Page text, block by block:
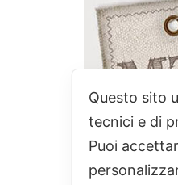
Questo sito
tecnici e di
Puoi